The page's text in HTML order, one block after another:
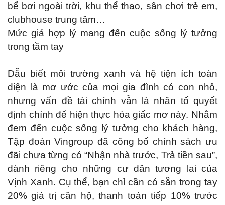
bể bơi ngoài trời, khu thể thao, sân chơi trẻ em,
clubhouse trung tâm…
Mức giá hợp lý mang đến cuộc sống lý tưởng
trong tầm tay
Dẫu biết môi trường xanh và hệ tiện ích toàn
diện là mơ ước của mọi gia đình có con nhỏ,
nhưng vấn đề tài chính vẫn là nhân tố quyết
định chính để hiện thực hóa giấc mơ này. Nhằm
đem đến cuộc sống lý tưởng cho khách hàng,
Tập đoàn Vingroup đã công bố chính sách ưu
đãi chưa từng có “Nhận nhà trước, Trả tiền sau”,
dành riêng cho những cư dân tương lai của
Vịnh Xanh. Cụ thể, bạn chỉ cần có sẵn trong tay
20% giá trị căn hộ, thanh toán tiếp 10% trước